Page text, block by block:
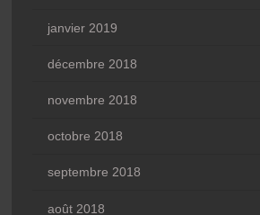
janvier 2019
décembre 2018
novembre 2018
octobre 2018
septembre 2018
août 2018